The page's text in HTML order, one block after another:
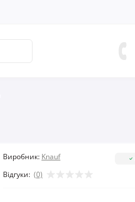
Виробник: Knauf
Відгуки: (0)